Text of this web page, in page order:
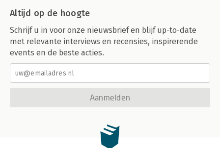
Altijd op de hoogte
Schrijf u in voor onze nieuwsbrief en blijf up-to-date
met relevante interviews en recensies, inspirerende
events en de beste acties.
Aanmelden